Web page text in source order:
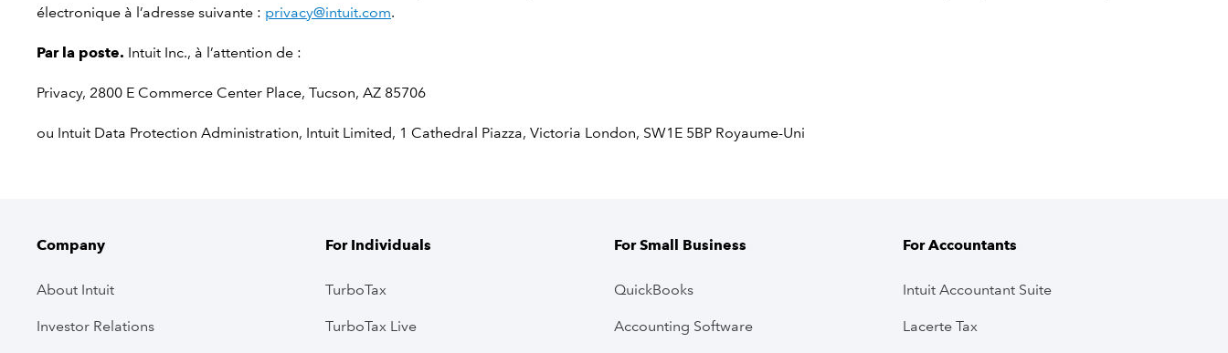
électronique à l’adresse suivante : privacy@intuit.com.
Par la poste. Intuit Inc., à l’attention de :
Privacy, 2800 E Commerce Center Place, Tucson, AZ 85706
ou Intuit Data Protection Administration, Intuit Limited, 1 Cathedral Piazza, Victoria London, SW1E 5BP Royaume-Uni
Company
About Intuit
Investor Relations
For Individuals
TurboTax
TurboTax Live
For Small Business
QuickBooks
Accounting Software
For Accountants
Intuit Accountant Suite
Lacerte Tax